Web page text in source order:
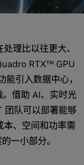
理比以往更大、
RTX™ GPU
引入数据中心，
借助 AI、实时光
团队可以部署能够
本、空间和功率需
一小部分。